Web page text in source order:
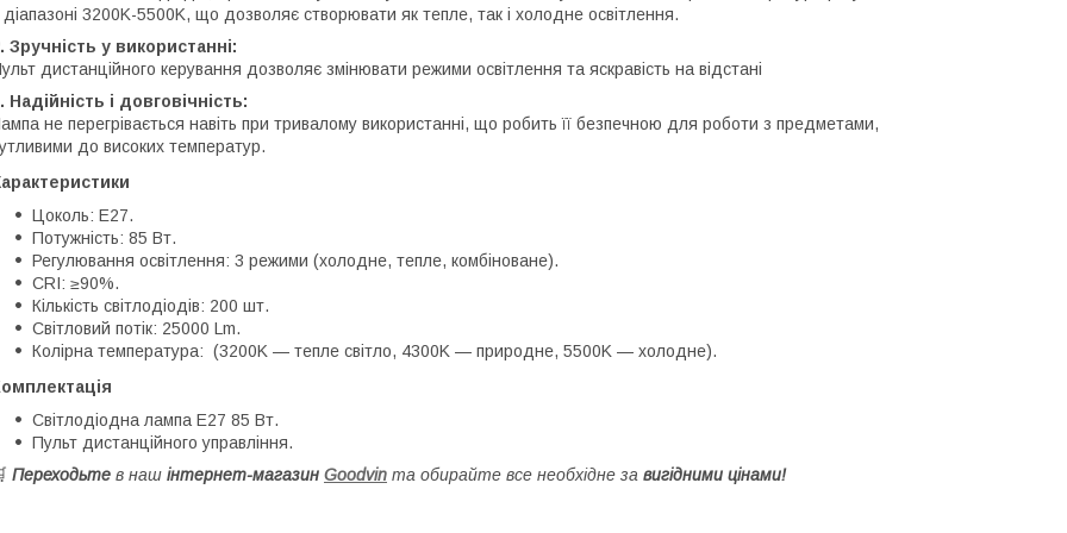
діапазоні 3200K-5500K, що дозволяє створювати як тепле, так і холодне освітлення.
Зручність у використанні:
дистанційного керування дозволяє змінювати режими освітлення та яскравість на відстані
Надійність і довговічність:
не перегрівається навіть при тривалому використанні, що робить її безпечною для роботи з предметами,
до високих температур.
Цоколь: E27.
Потужність: 85 Вт.
Регулювання освітлення: 3 режими (холодне, тепле, комбіноване).
CRI: ≥90%.
Кількість світлодіодів: 200 шт.
Світловий потік: 25000 Lm.
Колірна температура: (3200K — тепле світло, 4300K — природне, 5500K — холодне).
Світлодіодна лампа E27 85 Вт.
Пульт дистанційного управління.
Переходьте в наш інтернет-магазин Goodvin та обирайте все необхідне за вигідними цінами!